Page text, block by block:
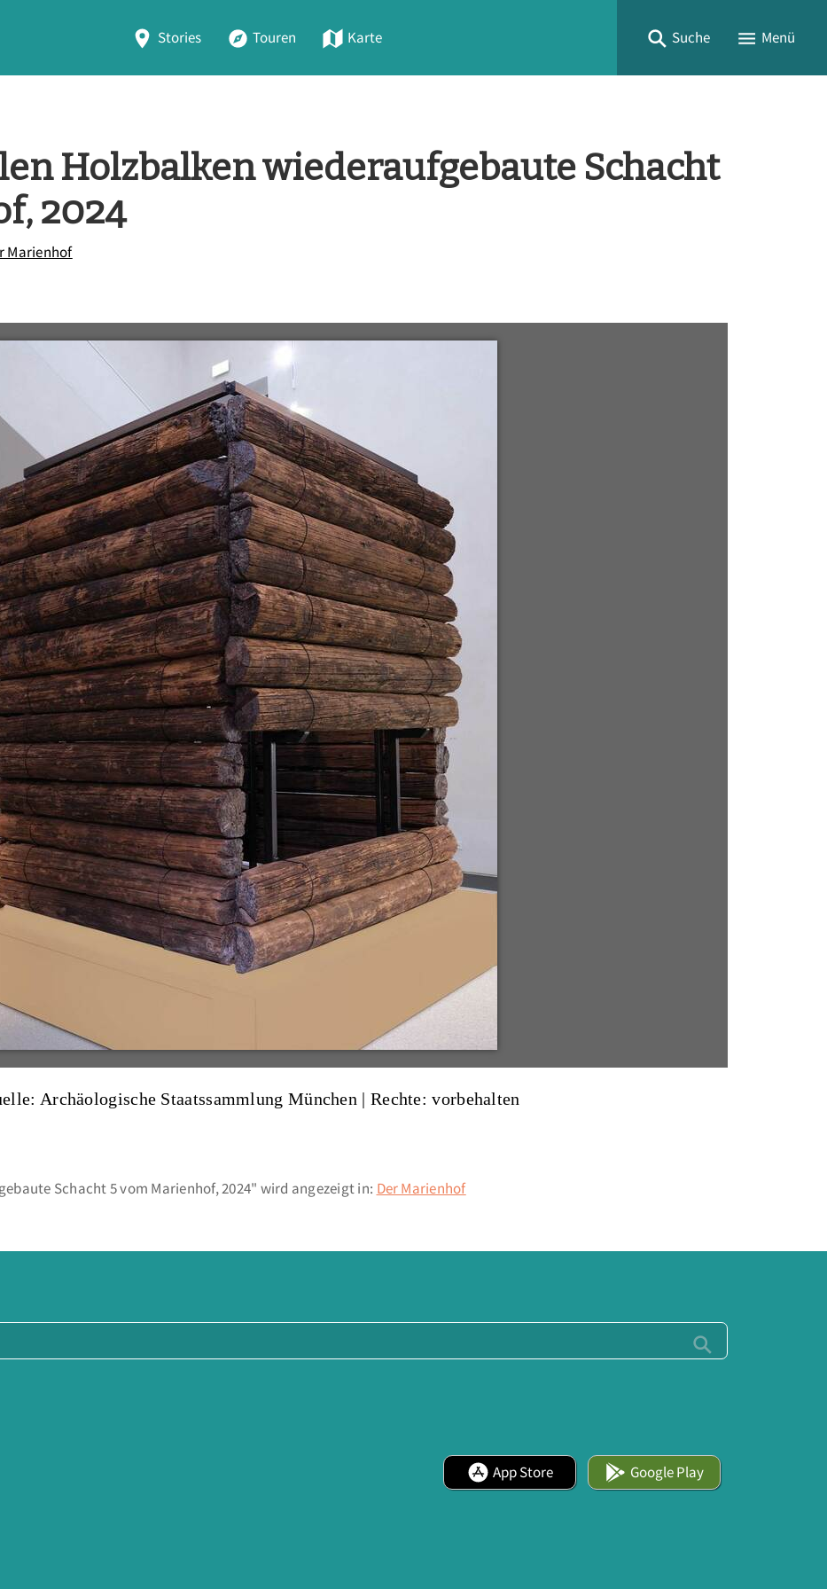
Stories Touren Karte Suche Menü
Holzbalken wiederaufgebaute Schacht
2024
Marienhof
Archäologische Staatssammlung München | Rechte: vorbehalten
Schacht 5 vom Marienhof, 2024" wird angezeigt in: Der Marienhof
App Store Google Play